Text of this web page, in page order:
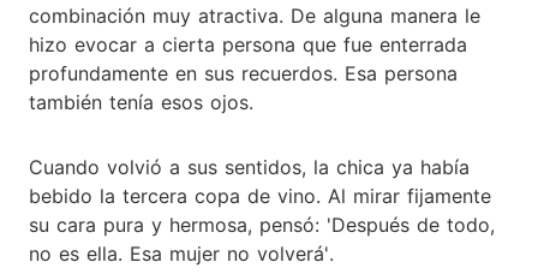
combinación muy atractiva. De alguna manera le
hizo evocar a cierta persona que fue enterrada
profundamente en sus recuerdos. Esa persona
también tenía esos ojos.
Cuando volvió a sus sentidos, la chica ya había
bebido la tercera copa de vino. Al mirar fijamente
su cara pura y hermosa, pensó: 'Después de todo,
no es ella. Esa mujer no volverá'.